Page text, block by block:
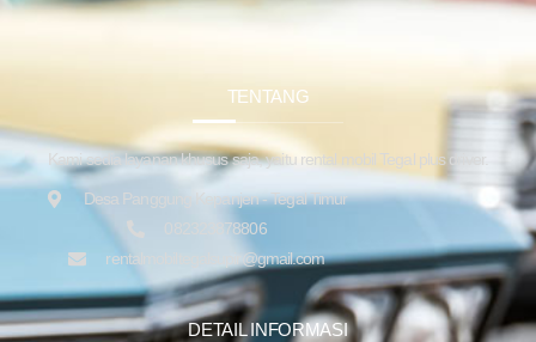
TENTANG
Kami sedia layanan khusus saja, yaitu rental mobil Tegal plus driver.
Desa Panggung Kepanjen - Tegal Timur
082323878806
rentalmobiltegalsupir@gmail.com
DETAIL INFORMASI